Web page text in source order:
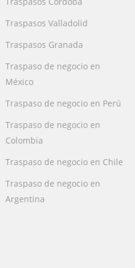
Traspasos Valladolid
Traspasos Granada
Traspaso de negocio en
México
Traspaso de negocio en Perú
Traspaso de negocio en
Colombia
Traspaso de negocio en Chile
Traspaso de negocio en
Argentina